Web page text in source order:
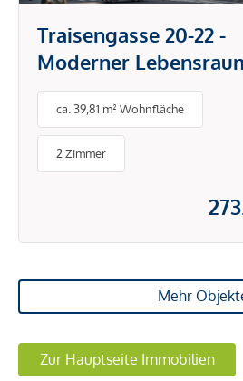
Traisengasse 20-22 -
Moderner
Donaublick
ca. 39,81 m² Wohnfläche
2 Zimmer
Mehr
Zur Hauptseite Immobilien